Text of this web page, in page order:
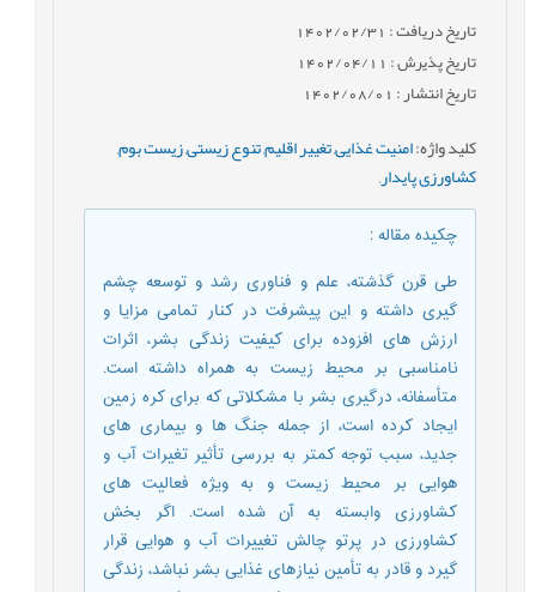
تاریخ دریافت : 1402/02/31
تاریخ پذیرش : 1402/04/11
تاریخ انتشار : 1402/08/01
کلید واژه:امنیت غذایی,تغییر اقلیم,تنوع زیستی,زیست بوم,
کشاورزی پایدار,
چکیده مقاله:
طی قرن گذشته، علم و فناوری رشد و توسعه چشم
گیری داشته و این پیشرفت در کنار تمامی مزایا و
ارزش های افزوده برای کیفیت زندگی بشر، اثرات
نامناسبی بر محیط زیست به همراه داشته است.
متأسفانه، درگیری بشر با مشکلاتی که برای کره‌ زمین
ایجاد کرده است، از جمله جنگ ها و بیماری های
جدید، سبب توجه کمتر به بررسی تأثیر تغیرات آب و
هوایی بر محیط زیست و به ویژه فعالیت های
کشاورزی وابسته به آن شده است. اگر بخش
کشاورزی در پرتو چالش تغییرات آب و هوایی قرار
گیرد و قادر به تأمین نیازهای غذایی بشر نباشد، زندگی